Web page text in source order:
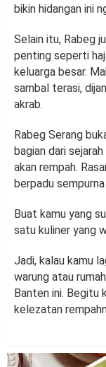
bikin hidangan ini
Selain itu, Rabeg
penting seperti
keluarga besar.
sambal terasi,
akrab.
Rabeg Serang
bagian dari
akan rempah.
berpadu
Buat kamu yang
satu kuliner yang
Jadi, kalau kamu
warung atau
Banten ini. Begitu
kelezatan